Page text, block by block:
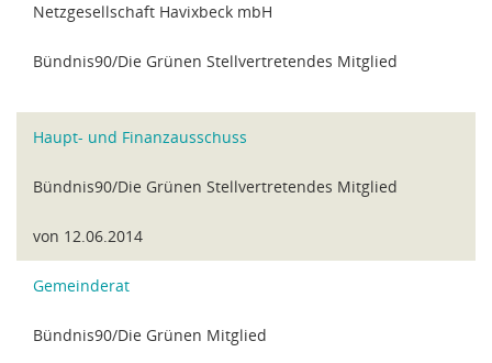
Netzgesellschaft Havixbeck mbH
Bündnis90/Die Grünen Stellvertretendes Mitglied
Haupt- und Finanzausschuss
Bündnis90/Die Grünen Stellvertretendes Mitglied
von 12.06.2014
Gemeinderat
Bündnis90/Die Grünen Mitglied